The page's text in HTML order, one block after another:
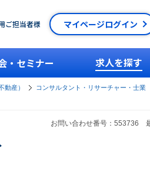
ご担当者様 マイページログイン
・セミナー 求人を探す
動産）
コンサルタント・リサーチャー・士業
お問い合わせ番号：553736